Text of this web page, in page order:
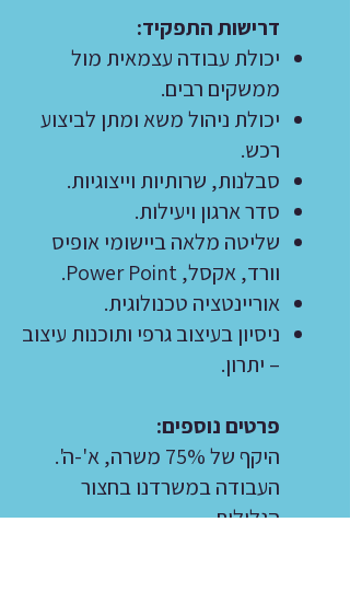
דרישות התפקיד:
יכולת עבודה עצמאית מול
ממשקים רבים.
יכולת ניהול משא ומתן לביצוע
רכש.
סבלנות, שרותיות וייצוגיות.
סדר ארגון ויעילות.
שליטה מלאה ביישומי אופיס
וורד, אקסל, Power Point.
אוריינטציה טכנולוגית.
ניסיון בעיצוב גרפי ותוכנות עיצוב
– יתרון.
פרטים נוספים:
היקף של 75% משרה, א'-ה'.
העבודה במשרדנו בחצור
הגלילית.